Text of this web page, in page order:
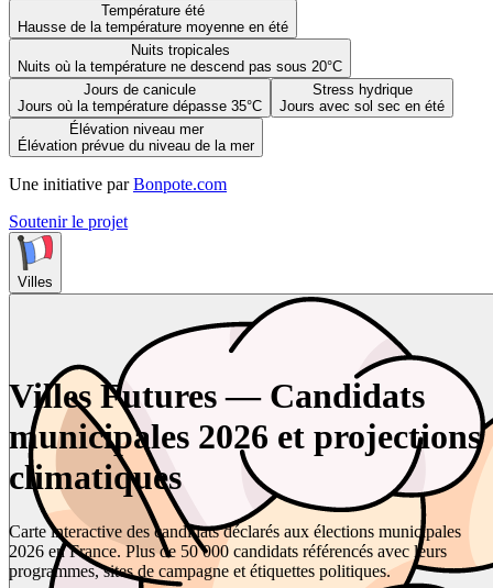
Température été
Hausse de la température moyenne en été
Nuits tropicales
Nuits où la température ne descend pas sous 20°C
Jours de canicule
Jours où la température dépasse 35°C
Stress hydrique
Jours avec sol sec en été
Élévation niveau mer
Élévation prévue du niveau de la mer
Une initiative par Bonpote.com
Soutenir le projet
Villes
Villes Futures — Candidats
municipales 2026 et projections
climatiques
Carte interactive des candidats déclarés aux élections municipales
2026 en France. Plus de 50 000 candidats référencés avec leurs
programmes, sites de campagne et étiquettes politiques.